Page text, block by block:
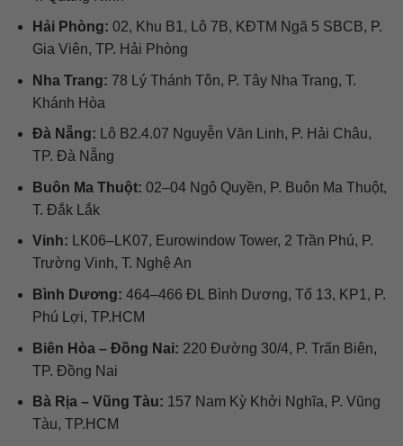
Hải Phòng: 02, Khu B1, Lô 7B, KĐTM Ngã 5 SBCB, P.
Gia Viên, TP. Hải Phòng
Nha Trang: 78 Lý Thánh Tôn, P. Tây Nha Trang, T.
Khánh Hòa
Đà Nẵng: Lô B2.4.07 Nguyễn Văn Linh, P. Hải Châu,
TP. Đà Nẵng
Buôn Ma Thuột: 02–04 Ngô Quyền, P. Buôn Ma Thuột,
T. Đắk Lắk
Vinh: LK06–LK07, Eurowindow Tower, 2 Trần Phú, P.
Trường Vinh, T. Nghệ An
Bình Dương: 464–466 ĐL Bình Dương, Tổ 13, KP1, P.
Phú Lợi, TP.HCM
Biên Hòa – Đồng Nai: 220 Đường 30/4, P. Trấn Biên,
TP. Đồng Nai
Bà Rịa – Vũng Tàu: 157 Nam Kỳ Khởi Nghĩa, P. Vũng
Tàu, TP.HCM